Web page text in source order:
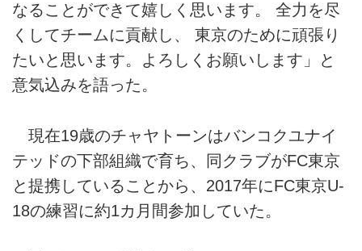
なることができて嬉しく思います。 全力を尽
くしてチームに貢献し、 東京のために頑張り
たいと思います。よろしくお願いします」と
意気込みを語った。
現在19歳のチャヤトーンはバンコクユナイ
テッドの下部組織で育ち、同クラブがFC東京
と提携していることから、2017年にFC東京U-
18の練習に約1カ月間参加していた。